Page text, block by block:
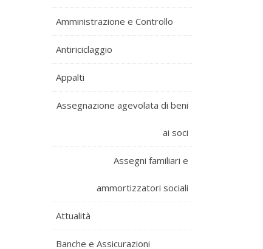
Amministrazione e Controllo
Antiriciclaggio
Appalti
Assegnazione agevolata di beni
ai soci
Assegni familiari e
ammortizzatori sociali
Attualità
Banche e Assicurazioni